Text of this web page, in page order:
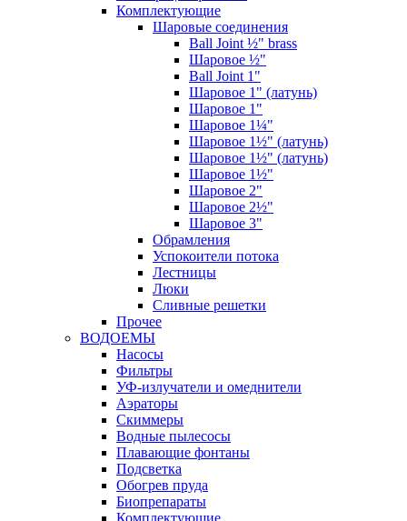
Комплектующие
Шаровые соединения
Ball Joint ½" brass
Шаровое ½"
Ball Joint 1"
Шаровое 1" (латунь)
Шаровое 1"
Шаровое 1¼"
Шаровое 1½" (латунь)
Шаровое 1½" (латунь)
Шаровое 1½"
Шаровое 2"
Шаровое 2½"
Шаровое 3"
Обрамления
Успокоители потока
Лестницы
Люки
Сливные решетки
Прочее
ВОДОЕМЫ
Насосы
Фильтры
УФ-излучатели и омеднители
Аэраторы
Cкиммеры
Водные пылесосы
Плавающие фонтаны
Подсветка
Обогрев пруда
Биопрепараты
Комплектующие